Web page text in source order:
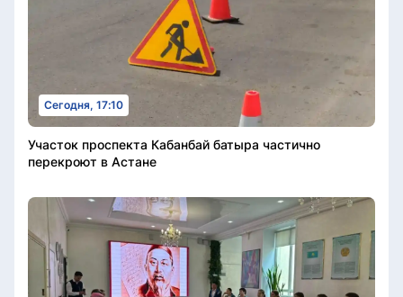
Сегодня, 17:10
Участок проспекта Кабанбай батыра частично
перекроют в Астане